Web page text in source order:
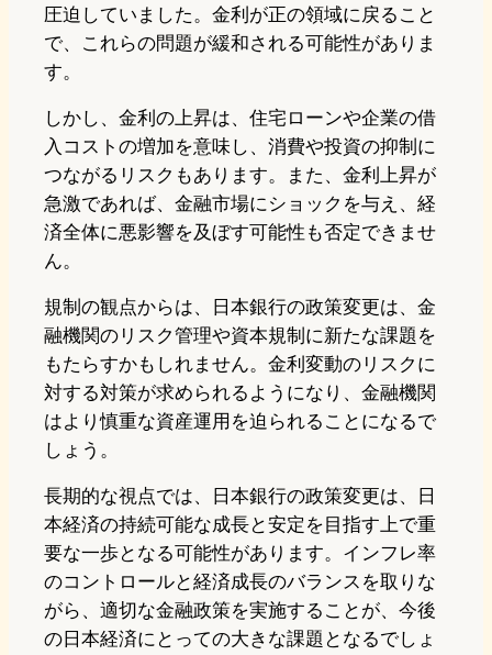
圧迫していました。金利が正の領域に戻ること
で、これらの問題が緩和される可能性がありま
す。
しかし、金利の上昇は、住宅ローンや企業の借
入コストの増加を意味し、消費や投資の抑制に
つながるリスクもあります。また、金利上昇が
急激であれば、金融市場にショックを与え、経
済全体に悪影響を及ぼす可能性も否定できませ
ん。
規制の観点からは、日本銀行の政策変更は、金
融機関のリスク管理や資本規制に新たな課題を
もたらすかもしれません。金利変動のリスクに
対する対策が求められるようになり、金融機関
はより慎重な資産運用を迫られることになるで
しょう。
長期的な視点では、日本銀行の政策変更は、日
本経済の持続可能な成長と安定を目指す上で重
要な一歩となる可能性があります。インフレ率
のコントロールと経済成長のバランスを取りな
がら、適切な金融政策を実施することが、今後
の日本経済にとっての大きな課題となるでしょ